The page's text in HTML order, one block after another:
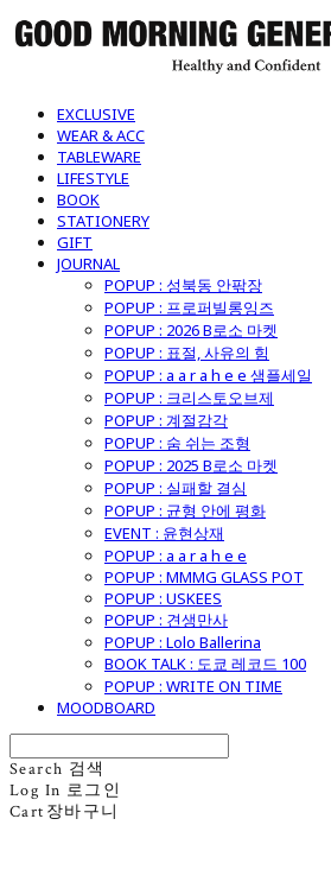
EXCLUSIVE
WEAR & ACC
TABLEWARE
LIFESTYLE
BOOK
STATIONERY
GIFT
JOURNAL
POPUP : 성북동 안팎장
POPUP : 프로퍼빌롱잉즈
POPUP : 2026 B로소 마켓
POPUP : 표절, 사유의 힘
POPUP : a a r a h e e 샘플세일
POPUP : 크리스토오브제
POPUP : 계절감각
POPUP : 숨 쉬는 조형
POPUP : 2025 B로소 마켓
POPUP : 실패할 결심
POPUP : 균형 안에 평화
EVENT : 윤현상재
POPUP : a a r a h e e
POPUP : MMMG GLASS POT
POPUP : USKEES
POPUP : 견생만사
POPUP : Lolo Ballerina
BOOK TALK : 도쿄 레코드 100
POPUP : WRITE ON TIME
MOODBOARD
Search 검색
Log In 로그인
Cart 장바구니